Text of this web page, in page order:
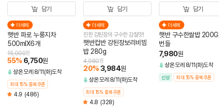
담기
더세페
햇반 파로 누룽지차
500mlX6개
55% 6,750원
15,000원
상온 모레 8/11(화)도착
최대 15% 중복쿠폰
4.9 (486)
담기
더세페
진한 강된장의 구수한 감칠맛!
햇반컵반 강된장보리비빔
밥 280g
20% 3,984원
4,980원
상온 모레 8/11(화)도착
최대 15% 중복쿠폰
4.8 (328)
담기
더세페
햇반 구수한쌀밥
번들
7,980원
상온 모레 8/11(화)도착
신상 최대 15% 중복쿠폰